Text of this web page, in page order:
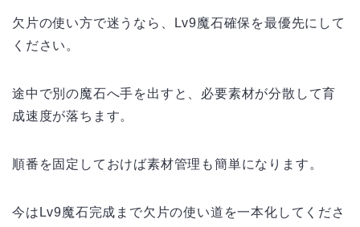
欠片の使い方で迷うなら、Lv9魔石確保を最優先にして
ください。
途中で別の魔石へ手を出すと、必要素材が分散して育
成速度が落ちます。
順番を固定しておけば素材管理も簡単になります。
今はLv9魔石完成まで欠片の使い道を一本化してくださ